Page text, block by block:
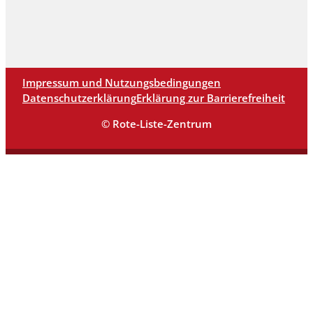
Impressum und Nutzungsbedingungen
DatenschutzerklärungErklärung zur Barrierefreiheit
© Rote-Liste-Zentrum